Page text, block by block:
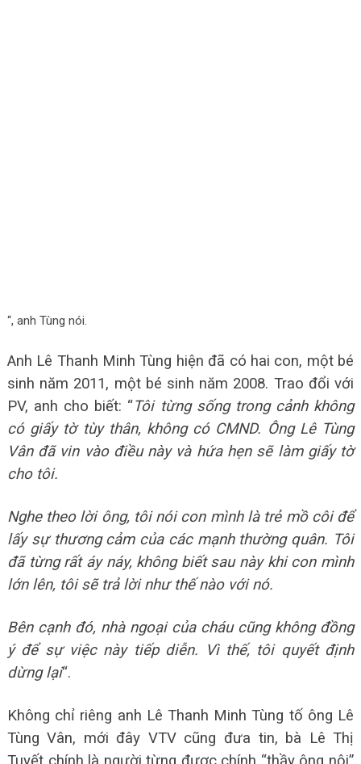
“, anh Tùng nói.
Anh Lê Thanh Minh Tùng hiện đã có hai con, một bé
sinh năm 2011, một bé sinh năm 2008. Trao đổi với
PV, anh cho biết: “Tôi từng sống trong cảnh không
có giấy tờ tùy thân, không có CMND. Ông Lê Tùng
Vân đã vin vào điều này và hứa hẹn sẽ làm giấy tờ
cho tôi.
Nghe theo lời ông, tôi nói con mình là trẻ mồ côi để
lấy sự thương cảm của các mạnh thường quân. Tôi
đã từng rất áy náy, không biết sau này khi con mình
lớn lên, tôi sẽ trả lời như thế nào với nó.
Bên cạnh đó, nhà ngoại của cháu cũng không đồng
ý để sự việc này tiếp diễn. Vì thế, tôi quyết định
dừng lại“.
Không chỉ riêng anh Lê Thanh Minh Tùng tố ông Lê
Tùng Vân, mới đây VTV cũng đưa tin, bà Lê Thị
Tuyết chính là người từng được chính “thầy ông nội”